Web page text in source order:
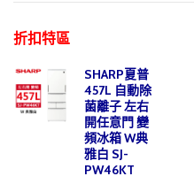
折扣特區
SHARP夏普
457L 自動除
菌離子 左右
開任意門 變
頻冰箱 W典
雅白 SJ-
PW46KT